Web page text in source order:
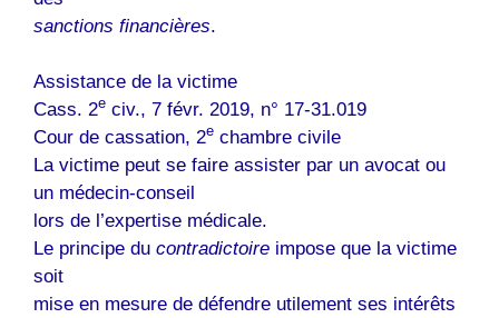
sanctions financières.
Assistance de la victime
Cass. 2e civ., 7 févr. 2019, n° 17-31.019
Cour de cassation, 2e chambre civile
La victime peut se faire assister par un avocat ou
un médecin-conseil
lors de l’expertise médicale.
Le principe du contradictoire impose que la victime
soit
mise en mesure de défendre utilement ses intérêts